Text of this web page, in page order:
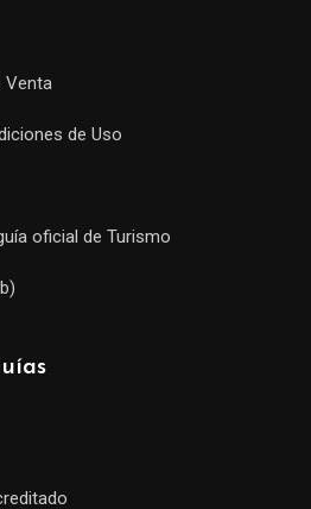
Venta
de Uso
oficial de Turismo